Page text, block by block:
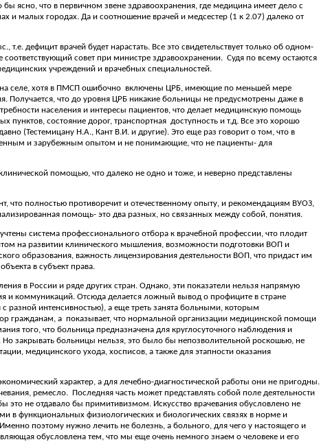
ясно, что в первичном звене здравоохранения, где медицина имеет дело с
и малых городах. Да и соотношение врачей и медсестер (1 к 2.07) далеко от
т.е. дефицит врачей будет нарастать. Все это свидетельствует только об одном-
совет при министре здравоохранении. Судя по всему остаются
учреждений и врачебных специальностей.
селе, хотя в ПМСП ошибочно включены ЦРБ, имеющие по меньшей мере
что до уровня ЦРБ никакие больницы не предусмотрены даже в
населения и интересы пациентов, что делает медицинскую помощь
пунктов, состояние дорог, транспортная доступность и т.д. Все это хорошо
(Тестемицану Н.А., Кант В.И. и другие). Это еще раз говорит о том, что в
и зарубежным опытом и не понимающие, что не пациенты- для
помощью, что далеко не одно и тоже, и неверно представлены
что полностью противоречит и отечественному опыту, и рекомендациям ВУОЗ,
помощь- это два разных, но связанных между собой, понятия.
система профессионального отбора к врачебной профессии, что плодит
на развитии клинического мышления, возможности подготовки ВОП и
образования, важность лицензирования деятельности ВОП, что придаст им
в субъект права.
в России и ряде других стран. Однако, эти показатели нельзя напрямую
и коммуникаций. Отсюда делается ложный вывод о профиците в стране
разной интенсивностью), а еще треть занята больными, которым
гражданам, а показывает, что нормальной организации медицинской помощи
того, что больница предназначена для круглосуточного наблюдения и
закрывать больницы нельзя, это было бы непозволительной роскошью, не
медицинского ухода, хосписов, а также для этапности оказания
характер, а для лечебно-диагностической работы они не пригодны.
ремесло. Последняя часть может представлять собой поле деятельности
это не отдавало бы примитивизмом. Искусство врачевания обусловлено не
в функциональных физиологических и биологических связях в норме и
поэтому нужно лечить не болезнь, а больного, для чего у настоящего и
обусловлена тем, что мы еще очень немного знаем о человеке и его